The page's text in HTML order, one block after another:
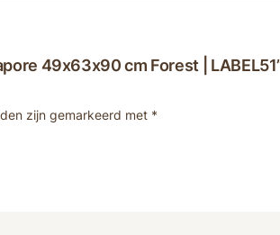
49x63x90 cm Forest |
zijn gemarkeerd met *